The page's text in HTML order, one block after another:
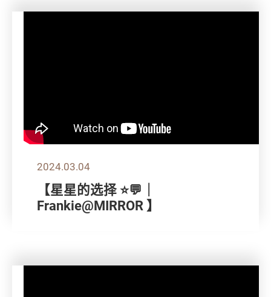
2024.03.04
【星星的选择 ⭐💬｜
Frankie@MIRROR 】